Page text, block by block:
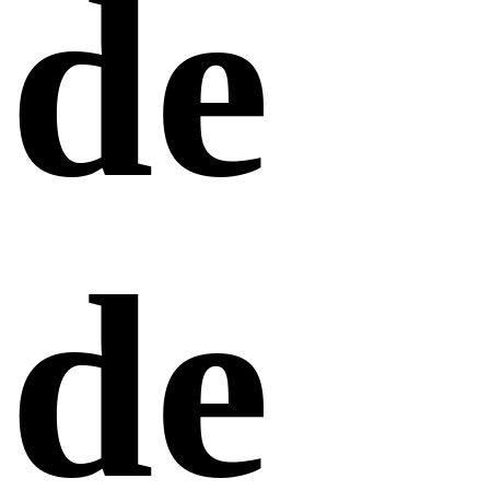
de
de